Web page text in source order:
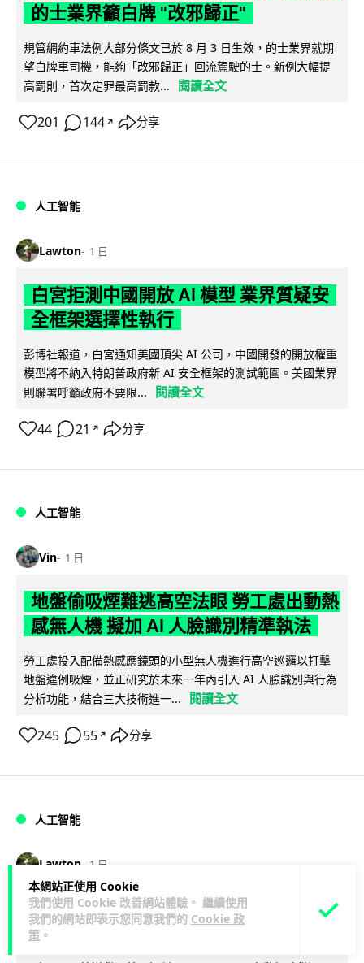
本網站正使用 Cookie
我們使用 Cookie 改善網站體驗。 繼續使用
我們的網站即表示您同意我們的 Cookie 政
策 。
的士業界籲白牌 "改邪歸正"
規管網約車法例大部分條文已於 8 月 3 日生效，的士業界就期
望白牌車司機，能夠「改邪歸正」回流駕駛的士。新例大幅提
高罰則，首次定罪最高罰款...
閱讀全文
201 144 ↗ 分享
人工智能
Lawton 1 日
白宮拒測中國開放 AI 模型 業界質疑安
全框架選擇性執行
彭博社報道，白宮通知美國頂尖 AI 公司，中國開發的開放權重
模型將不納入特朗普政府新 AI 安全框架的測試範圍。美國業界
則聯署呼籲政府不要限...
閱讀全文
44 21 ↗ 分享
人工智能
Vin 1 日
地盤偷吸煙難逃高空法眼 勞工處出動熱
感無人機 擬加 AI 人臉識別精準執法
勞工處投入配備熱感應鏡頭的小型無人機進行高空巡邏以打擊
地盤違例吸煙，並正研究於未來一年內引入 AI 人臉識別與行為
分析功能，結合三大技術進一...
閱讀全文
245 55 ↗ 分享
人工智能
Lawton 1 日
貨運火箭 沖繩飛台灣僅需 15 分鐘 Hop
Aero 將 550 磅貨物運送至 725 公里外